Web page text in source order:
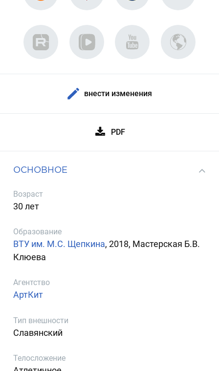
внести изменения
PDF
ОСНОВНОЕ
Возраст
30 лет
Образование
ВТУ им. М.С. Щепкина, 2018, Мастерская Б.В.
Клюева
Агентство
АртКит
Тип внешности
Славянский
Телосложение